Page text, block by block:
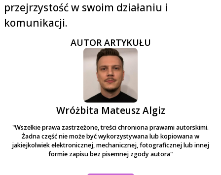
przejrzystość w swoim działaniu i
komunikacji.
AUTOR ARTYKUŁU
Wróżbita Mateusz Algiz
"Wszelkie prawa zastrzeżone, treści chroniona prawami autorskimi.
Żadna część nie może być wykorzystywana lub kopiowana w
jakiejkolwiek elektronicznej, mechanicznej, fotograficznej lub innej
formie zapisu bez pisemnej zgody autora"